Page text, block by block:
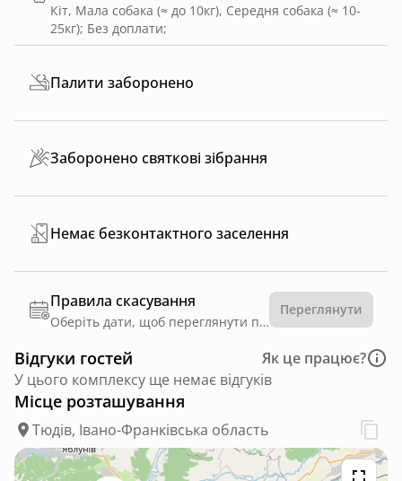
Кіт, Мала собака (≈ до 10кг), Середня собака (≈ 10-
25кг); Без доплати;
Палити заборонено
Заборонено святкові зібрання
Немає безконтактного заселення
Правила скасування
Оберіть дати, щоб переглянути правила
Переглянути
Відгуки гостей
Як це працює?
У цього комплексу ще немає відгуків
Місце розташування
Тюдів, Івано-Франківська область